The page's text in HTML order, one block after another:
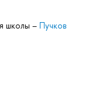
школы – Пучков